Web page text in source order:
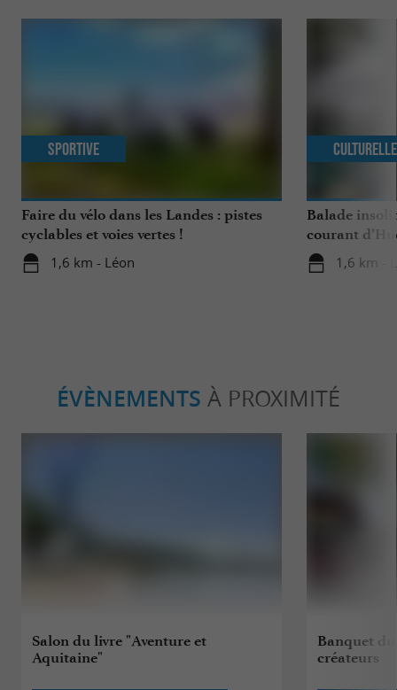
Faire du vélo dans les Landes : pistes
cyclables et voies vertes !
1,6 km - Léon
Sportive
Balade
courant
1,6 km -
Culturelle
ÉVÈNEMENTS À PROXIMITÉ
Salon du livre "Aventure et
Aquitaine"
Banquet
créateurs